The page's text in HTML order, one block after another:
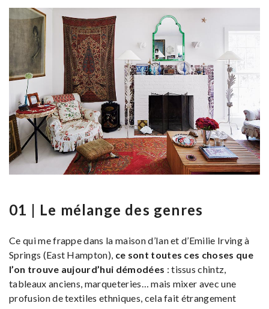
01 | Le mélange des genres
Ce qui me frappe dans la maison d’Ian et d’Emilie Irving à
Springs (East Hampton), ce sont toutes ces choses que
l’on trouve aujourd’hui démodées : tissus chintz,
tableaux anciens, marqueteries… mais mixer avec une
profusion de textiles ethniques, cela fait étrangement